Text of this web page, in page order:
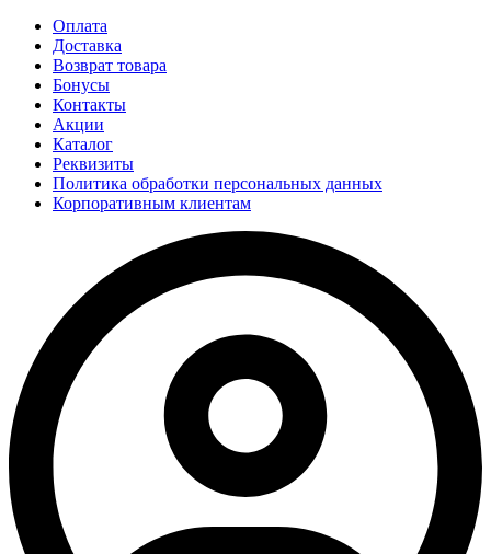
Оплата
Доставка
Возврат товара
Бонусы
Контакты
Акции
Каталог
Реквизиты
Политика обработки персональных данных
Корпоративным клиентам